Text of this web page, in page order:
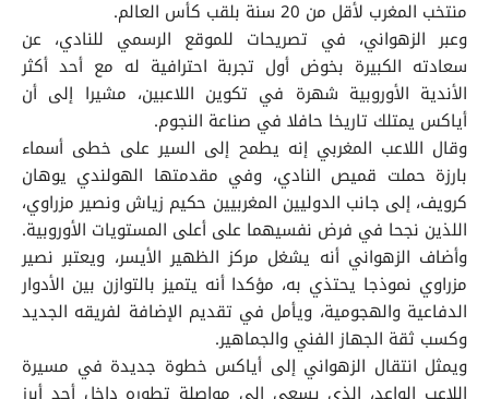
منتخب المغرب لأقل من 20 سنة بلقب كأس العالم.
وعبر الزهواني، في تصريحات للموقع الرسمي للنادي، عن
سعادته الكبيرة بخوض أول تجربة احترافية له مع أحد أكثر
الأندية الأوروبية شهرة في تكوين اللاعبين، مشيرا إلى أن
أياكس يمتلك تاريخا حافلا في صناعة النجوم.
وقال اللاعب المغربي إنه يطمح إلى السير على خطى أسماء
بارزة حملت قميص النادي، وفي مقدمتها الهولندي يوهان
كرويف، إلى جانب الدوليين المغربيين حكيم زياش ونصير مزراوي،
اللذين نجحا في فرض نفسيهما على أعلى المستويات الأوروبية.
وأضاف الزهواني أنه يشغل مركز الظهير الأيسر، ويعتبر نصير
مزراوي نموذجا يحتذي به، مؤكدا أنه يتميز بالتوازن بين الأدوار
الدفاعية والهجومية، ويأمل في تقديم الإضافة لفريقه الجديد
وكسب ثقة الجهاز الفني والجماهير.
ويمثل انتقال الزهواني إلى أياكس خطوة جديدة في مسيرة